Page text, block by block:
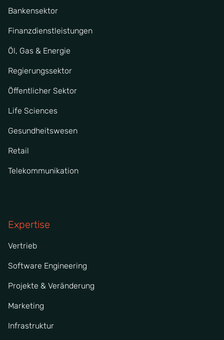
Bankensektor
Finanzdienstleistungen
Öl, Gas & Energie
Regierungssektor
Öffentlicher Sektor
Life Sciences
Gesundheitswesen
Retail
Telekommunikation
Expertise
Vertrieb
Software Engineering
Projekte & Veränderung
Marketing
Infrastruktur